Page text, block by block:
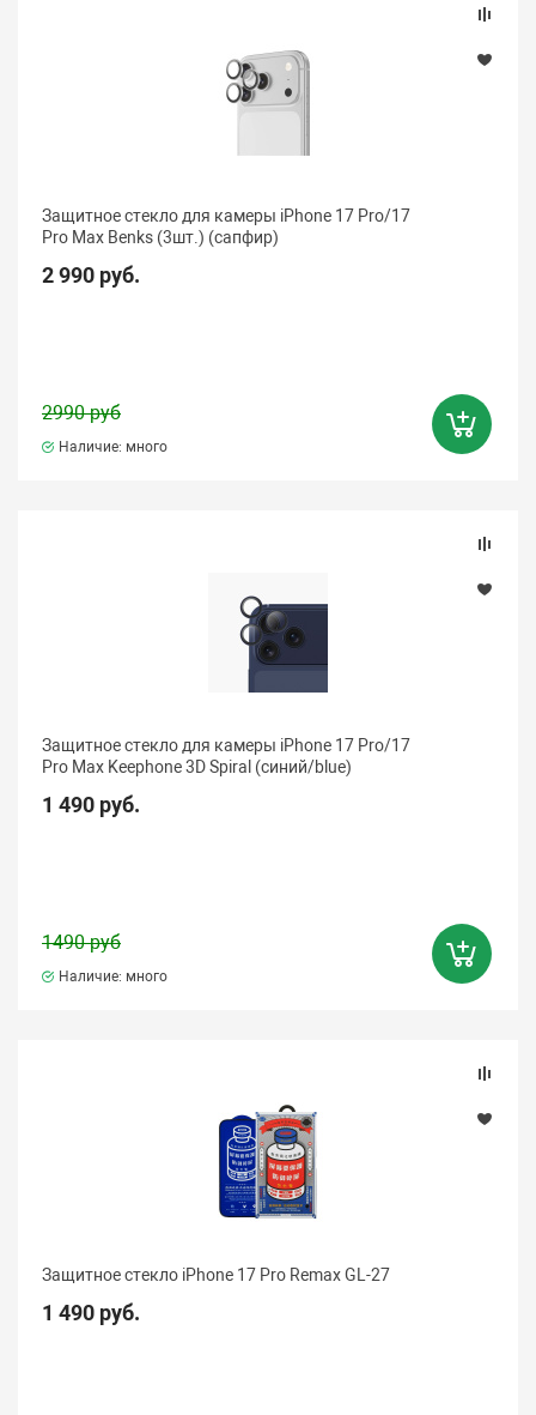
Защитное стекло для камеры iPhone 17 Pro/17
Pro Max Benks (3шт.) (сапфир)
2 990 руб.
2990 руб
Наличие: много
Защитное стекло для камеры iPhone 17 Pro/17
Pro Max Keephone 3D Spiral (синий/blue)
1 490 руб.
1490 руб
Наличие: много
Защитное стекло iPhone 17 Pro Remax GL-27
1 490 руб.